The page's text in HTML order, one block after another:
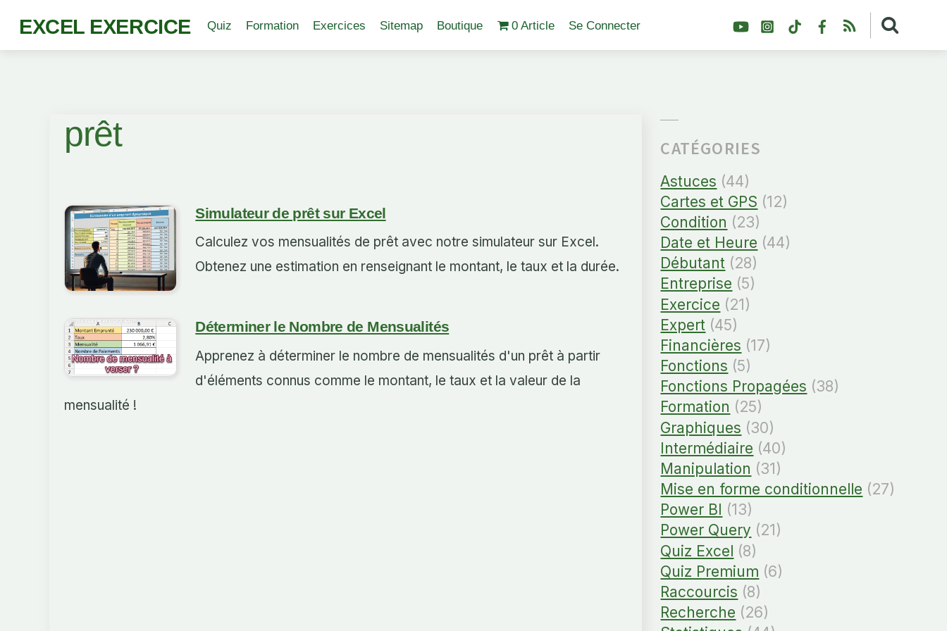
EXCEL EXERCICE YouTubeInstagramTikTokFacebook
RSS
Quiz Formation Exercices Sitemap Boutique 0 Article Se Connecter
prêt
Simulateur de prêt sur Excel
Calculez vos mensualités de prêt avec notre simulateur sur Excel.
Obtenez une estimation en renseignant le montant, le taux et la durée.
Déterminer le Nombre de Mensualités
Apprenez à déterminer le nombre de mensualités d'un prêt à partir
d'éléments connus comme le montant, le taux et la valeur de la
mensualité !
CATÉGORIES
Astuces (44)
Cartes et GPS (12)
Condition (23)
Date et Heure (44)
Débutant (28)
Entreprise (5)
Exercice (21)
Expert (45)
Financières (17)
Fonctions (5)
Fonctions Propagées (38)
Formation (25)
Graphiques (30)
Intermédiaire (40)
Manipulation (31)
Mise en forme conditionnelle (27)
Power BI (13)
Power Query (21)
Quiz Excel (8)
Quiz Premium (6)
Raccourcis (8)
Recherche (26)